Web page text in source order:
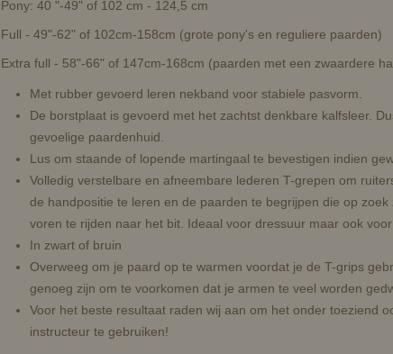
Pony: 40 "-49" of 102 cm - 124,5 cm
Full - 49"-62" of 102cm-158cm (grote pony's en reguliere paarden)
Extra full - 58"-66" of 147cm-168cm (paarden met een zwaardere
Met rubber gevoerd leren nekband voor stabiele pasvorm.
De borstplaat is gevoerd met het zachtst denkbare kalfsleer.
gevoelige paardenhuid.
Lus om staande of lopende martingaal te bevestigen indien
Volledig verstelbare en afneembare lederen T-grepen om
de handpositie te leren en de paarden te begrijpen die op
voren te rijden naar het bit. Ideaal voor dressuur maar ook
In zwart of bruin
Overweeg om je paard op te warmen voordat je de T-grips
genoeg zijn om te voorkomen dat je armen te veel worden
Voor het beste resultaat raden wij aan om het onder toeziend
instructeur te gebruiken!